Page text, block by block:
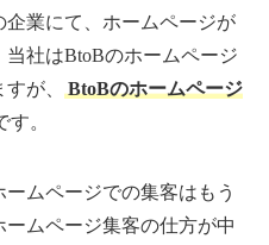
業にて、ホームページが
社はBtoBのホームページ
が、
BtoBのホームページ
す。
ムページでの集客はもう
ムページ集客の仕方が中